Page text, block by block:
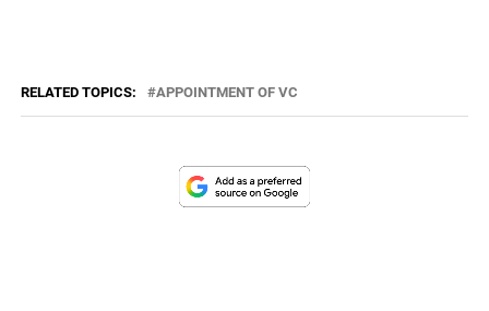
RELATED TOPICS: APPOINTMENT OF VC